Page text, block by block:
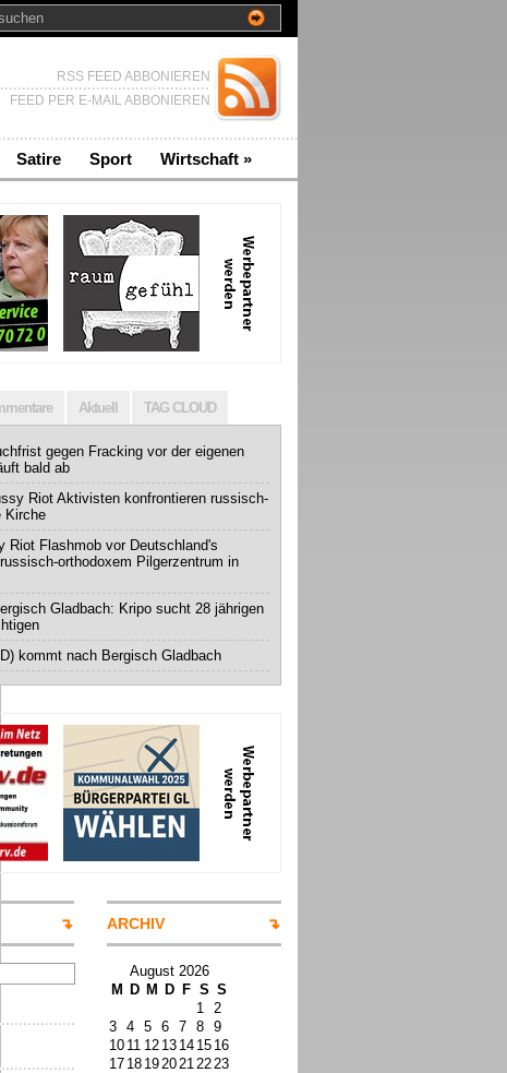
RSS FEED ABBONIEREN
FEED PER E-MAIL ABBONIEREN
Satire Sport Wirtschaft »
Aktuell TAG CLOUD
gegen Fracking vor der eigenen
bald ab
Riot Aktivisten konfrontieren russisch-
Kirche
Riot Flashmob vor Deutschland's
orthodoxem Pilgerzentrum in
Gladbach: Kripo sucht 28 jährigen
kommt nach Bergisch Gladbach
ARCHIV
August 2026
M
D M D F S S
1 2
3 4 5 6 7 8 9
10 11 12 13 14 15 16
17 18 1920212223